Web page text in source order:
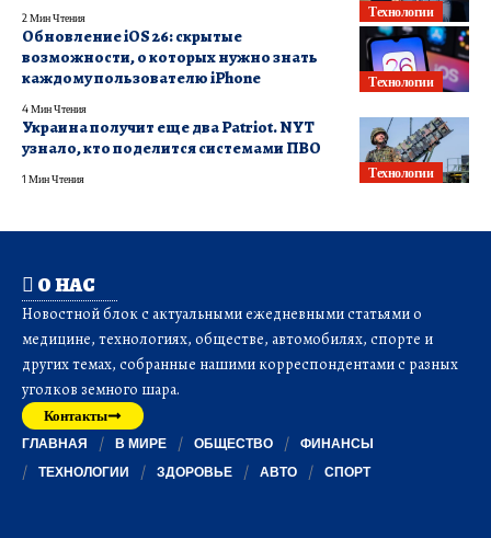
Технологии
2 Мин Чтения
Технологии
Обновление iOS 26: скрытые
возможности, о которых нужно знать
каждому пользователю iPhone
4 Мин Чтения
Технологии
Украина получит еще два Patriot. NYT
узнало, кто поделится системами ПВО
1 Мин Чтения
О НАС
Новостной блок с актуальными ежедневными статьями о
медицине, технологиях, обществе, автомобилях, спорте и
других темах, собранные нашими корреспондентами с разных
уголков земного шара.
Контакты
ГЛАВНАЯ В МИРЕ ОБЩЕСТВО
ФИНАНСЫ
ТЕХНОЛОГИИ
ЗДОРОВЬЕ АВТО СПОРТ